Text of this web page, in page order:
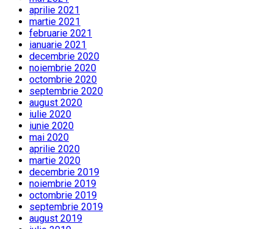
aprilie 2021
martie 2021
februarie 2021
ianuarie 2021
decembrie 2020
noiembrie 2020
octombrie 2020
septembrie 2020
august 2020
iulie 2020
iunie 2020
mai 2020
aprilie 2020
martie 2020
decembrie 2019
noiembrie 2019
octombrie 2019
septembrie 2019
august 2019